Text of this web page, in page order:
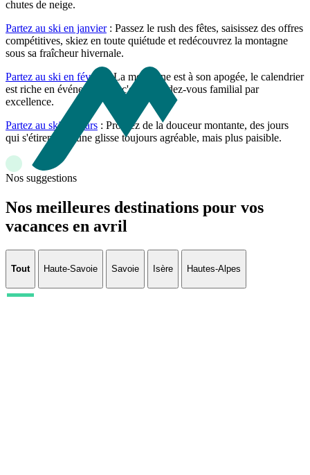
chutes de neige.
Partez au ski en janvier: Passez le rush des fêtes, saisissez des offres
compétitives, skiez en toute quiétude et redécouvrez la montagne
sous sa fraîcheur hivernale.
Partez au ski en février
: La montagne est à son apogée, le calendrier
est riche en événements et c'est le rendez-vous familial par
excellence.
Partez au ski en mars : Profitez de la douceur montante, des jours
qui s'étirent et d'une glisse toujours agréable, mais plus paisible.
Nos suggestions
Nos meilleures destinations pour vos
vacances en avril
Tout Haute-Savoie Savoie Isère Hautes-Alpes